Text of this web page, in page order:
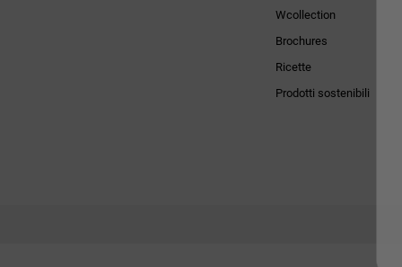
Wcollection
Brochures
Ricette
Prodotti sostenibili